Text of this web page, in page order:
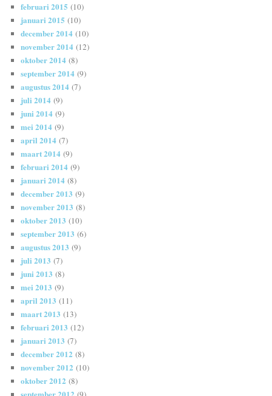
februari 2015 (10)
januari 2015 (10)
december 2014 (10)
november 2014 (12)
oktober 2014 (8)
september 2014 (9)
augustus 2014 (7)
juli 2014 (9)
juni 2014 (9)
mei 2014 (9)
april 2014 (7)
maart 2014 (9)
februari 2014 (9)
januari 2014 (8)
december 2013 (9)
november 2013 (8)
oktober 2013 (10)
september 2013 (6)
augustus 2013 (9)
juli 2013 (7)
juni 2013 (8)
mei 2013 (9)
april 2013 (11)
maart 2013 (13)
februari 2013 (12)
januari 2013 (7)
december 2012 (8)
november 2012 (10)
oktober 2012 (8)